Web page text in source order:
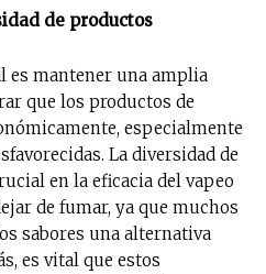
de productos
es mantener una amplia
que los productos de
especialmente
La diversidad de
en la eficacia del vapeo
de fumar, ya que muchos
sabores una alternativa
es vital que estos